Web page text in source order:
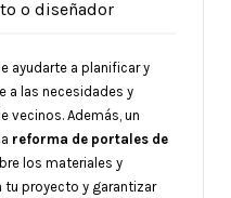
o diseñador
ayudarte a planificar y
a las necesidades y
vecinos. Además, un
reforma de portales de
los materiales y
tu proyecto y garantizar